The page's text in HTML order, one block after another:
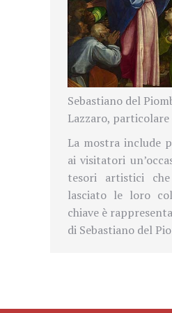
Sebastiano del
Lazzaro,
La mostra include
ai visitatori
tesori artistici
lasciato le loro
chiave è
di Sebastiano del